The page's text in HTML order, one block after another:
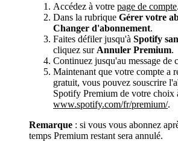
Accédez à votre page de compte.
Dans la rubrique Gérer votre
Changer d'abonnement.
Faites défiler jusqu'à Spotify
cliquez sur Annuler Premium.
Continuez jusqu'au message de
Maintenant que votre compte a
gratuit, vous pouvez souscrire
Spotify Premium de votre choix
www.spotify.com/fr/premium/.
Remarque : si vous vous abonnez
temps Premium restant sera annulé.